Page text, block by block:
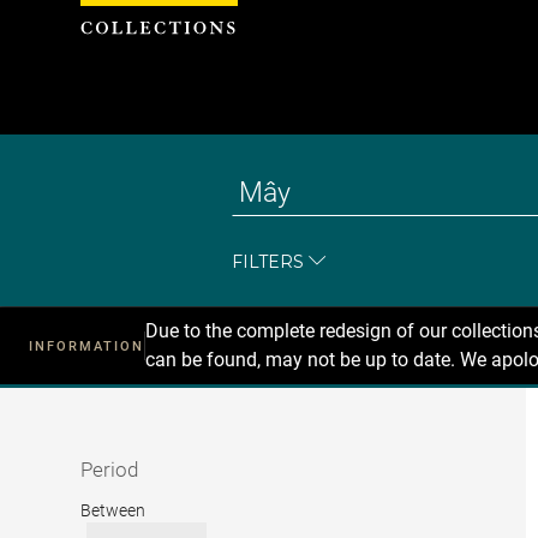
FILTERS
INFORMATION
Due to the complete redesign of our
can be found, may not be up to date. We
Recherche
Period
Period
Between
Cookies management panel